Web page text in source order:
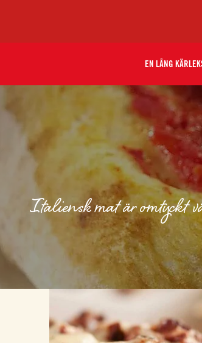
EN LÅNG
Italiensk mat är omtyckt